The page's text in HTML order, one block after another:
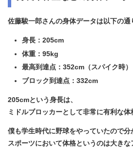
佐藤駿一郎さんの身体データは以下の通
身長：205cm
体重：95kg
最高到達点：352cm（スパイク時）
ブロック到達点：332cm
205cmという身長は、
ミドルブロッカーとして非常に有利な体
僕も学生時代に野球をやっていたので分
スポーツにおいて体格というのは大きな